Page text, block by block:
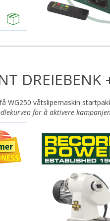
WG250 våtslipemaskin
for å aktivere